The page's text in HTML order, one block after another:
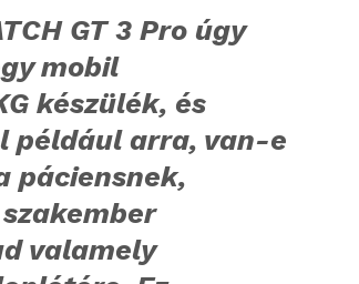
GT 3 Pro úgy
mobil
készülék, és
például arra, van-e
páciensnek,
valamely